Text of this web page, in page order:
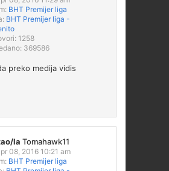
BHT Premijer liga
BHT Premijer liga -
1258
369586
preko medija vidis
la Tomahawk11
08, 2016 10:21 am
BHT Premijer liga